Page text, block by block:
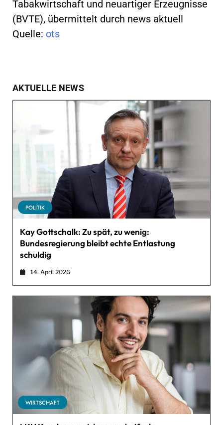
Tabakwirtschaft und neuartiger Erzeugnisse
(BVTE), übermittelt durch news aktuell
Quelle: ots
AKTUELLE NEWS
POLITIK
Kay Gottschalk: Zu spät, zu wenig:
Bundesregierung bleibt echte Entlastung
schuldig
14. April 2026
WIRTSCHAFT